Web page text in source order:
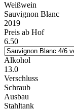
Weißwein
Sauvignon Blanc
2019
Preis ab Hof
6.50
Alkohol
13.0
Verschluss
Schraub
Ausbau
Stahltank